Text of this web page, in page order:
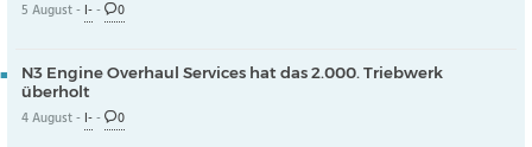
5 August - I-- 0
N3 Engine Overhaul Services hat das 2.000. Triebwerk
überholt
4 August - I-- 0